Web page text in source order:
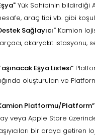
Yük Sahibinin bildirdiği
araç tipi vb. gibi
Sağlayıcı" Kamion
akaryakıt
Eşya Listesi”
oluşturulan ve
Platformu/Platform”
veya Apple Store
bir araya